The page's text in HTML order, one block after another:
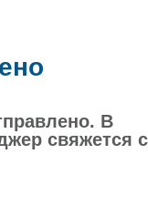
В
свяжется с